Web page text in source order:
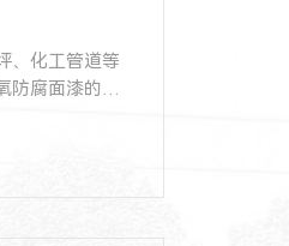
、化工管道等
防腐面漆的核